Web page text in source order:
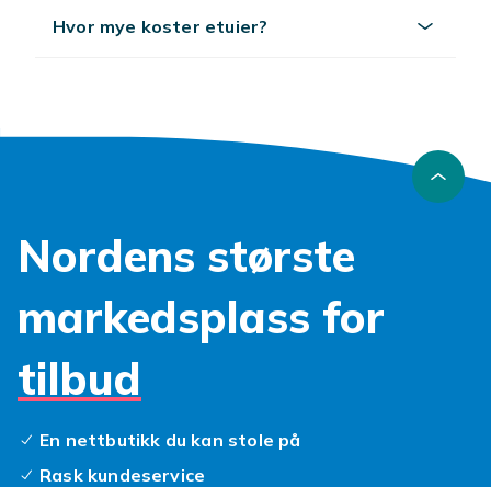
Hvor mye koster etuier?
Nordens største
markedsplass for
tilbud
En nettbutikk du kan stole på
Rask kundeservice